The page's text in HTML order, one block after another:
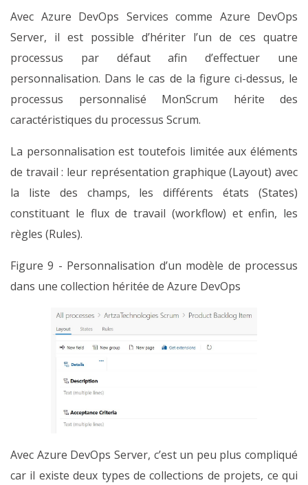
Avec Azure DevOps Services comme Azure DevOps
Server, il est possible d’hériter l’un de ces quatre
processus par défaut afin d’effectuer une
personnalisation. Dans le cas de la figure ci-dessus, le
processus personnalisé MonScrum hérite des
caractéristiques du processus Scrum.
La personnalisation est toutefois limitée aux éléments
de travail : leur représentation graphique (Layout) avec
la liste des champs, les différents états (States)
constituant le flux de travail (workflow) et enfin, les
règles (Rules).
Figure 9 - Personnalisation d’un modèle de processus
dans une collection héritée de Azure DevOps
Avec Azure DevOps Server, c’est un peu plus compliqué
car il existe deux types de collections de projets, ce qui